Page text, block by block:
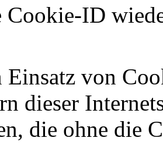
Cookie-ID
Einsatz von
dieser
die ohne die